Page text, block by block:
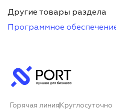
Другие товары раздела
Программное
Горячая линия Круглосуточно